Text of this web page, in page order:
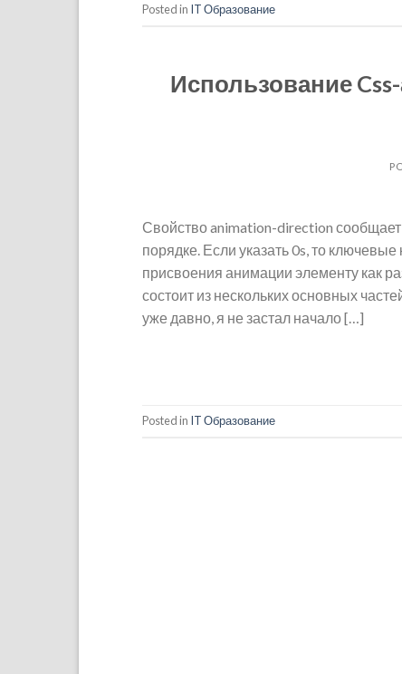
Posted in IT Образование
Использование
Свойство animation-direction
порядке. Если указать 0s, то
присвоения анимации элементу как
состоит из нескольких основных
уже давно, я не застал начало […]
Posted in IT Образование